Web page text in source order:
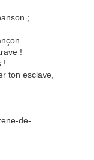
;
!
!
ton esclave,
de-